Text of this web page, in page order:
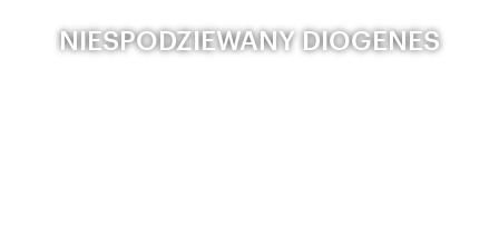
NIESPODZIEWANY DIOGENES